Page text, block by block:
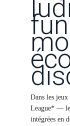
Dans les
League* —
intégrées en